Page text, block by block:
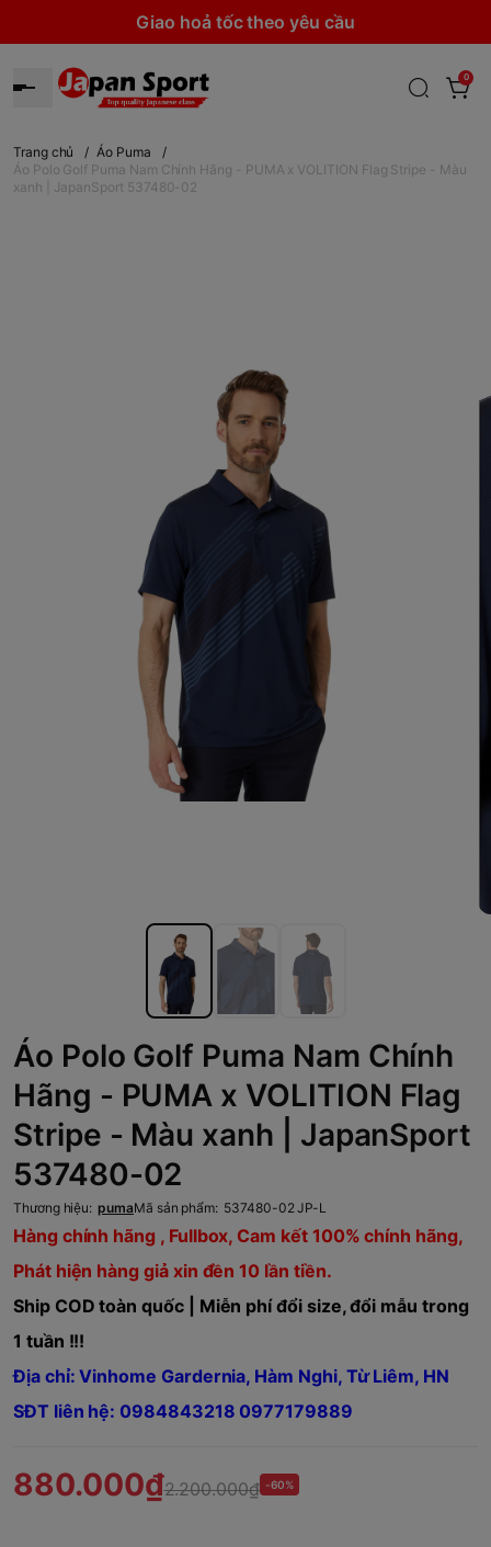
Giao hoả tốc theo yêu cầu
0
Trang chủ / Áo Puma
/
Áo Polo Golf Puma Nam Chính Hãng - PUMA x VOLITION Flag Stripe - Màu
xanh | JapanSport 537480-02
Áo Polo Golf Puma Nam Chính
Hãng - PUMA x VOLITION Flag
Stripe - Màu xanh | JapanSport
537480-02
Thương hiệu: pumaMã sản phẩm: 537480-02 JP-L
Hàng chính hãng , Fullbox, Cam kết 100% chính hãng,
Phát hiện hàng giả xin đền 10 lần tiền.
Ship COD toàn quốc | Miễn phí đổi size, đổi mẫu trong
1 tuần !!!
Địa chỉ: Vinhome Gardernia, Hàm Nghi, Từ Liêm, HN
SĐT liên hệ: 0984843218 0977179889
880.000₫2.200.000₫ -60%